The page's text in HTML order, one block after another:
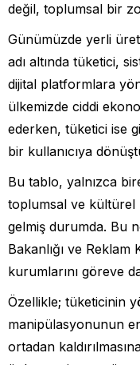
değil, toplumsal bir
Günümüzde yerli
adı altında tüketici,
dijital platformlara
ülkemizde ciddi
ederken, tüketici ise
bir kullanıcıya
Bu tablo, yalnızca
toplumsal ve
gelmiş durumda. Bu
Bakanlığı ve
kurumlarını göreve
Özellikle; tüketicinin
manipülasyonunun
ortadan